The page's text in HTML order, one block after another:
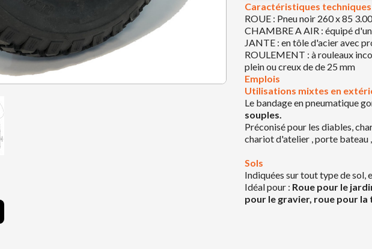
Caractéristiques techniques
ROUE : Pneu noir 260 x 85
CHAMBRE A AIR : équipé
JANTE : en tôle d'acier avec
ROULEMENT : à rouleaux
plein ou creux de de 25 mm
Emplois
Utilisations mixtes en
Le bandage en pneumatique
souples.
Préconisé pour les diables,
chariot d'atelier , porte bateau
Sols
Indiquées sur tout type de sol,
Idéal pour : Roue pour le
pour le gravier, roue pour